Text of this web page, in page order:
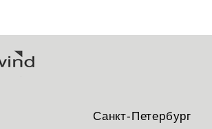
Санкт-Петербург